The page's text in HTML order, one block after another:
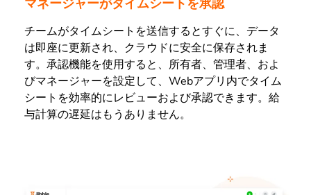
マネージャーがタイムシートを承認
チームがタイムシートを送信するとすぐに、データ
は即座に更新され、クラウドに安全に保存されま
す。承認機能を使用すると、所有者、管理者、およ
びマネージャーを設定して、Webアプリ内でタイム
シートを効率的にレビューおよび承認できます。給
与計算の遅延はもうありません。